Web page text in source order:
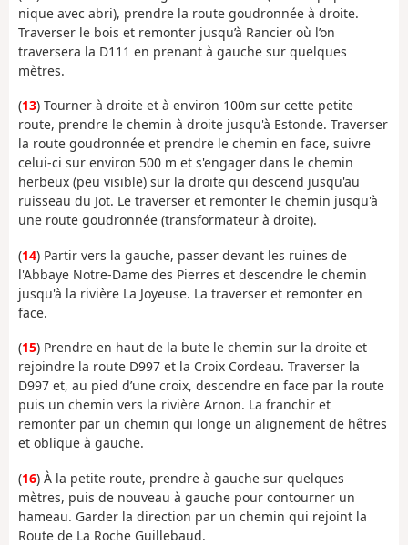
nique avec abri), prendre la route goudronnée à droite.
Traverser le bois et remonter jusqu’à Rancier où l’on
traversera la D111 en prenant à gauche sur quelques
mètres.
(13) Tourner à droite et à environ 100m sur cette petite
route, prendre le chemin à droite jusqu'à Estonde. Traverser
la route goudronnée et prendre le chemin en face, suivre
celui-ci sur environ 500 m et s'engager dans le chemin
herbeux (peu visible) sur la droite qui descend jusqu'au
ruisseau du Jot. Le traverser et remonter le chemin jusqu'à
une route goudronnée (transformateur à droite).
(14) Partir vers la gauche, passer devant les ruines de
l'Abbaye Notre-Dame des Pierres et descendre le chemin
jusqu'à la rivière La Joyeuse. La traverser et remonter en
face.
(15) Prendre en haut de la bute le chemin sur la droite et
rejoindre la route D997 et la Croix Cordeau. Traverser la
D997 et, au pied d’une croix, descendre en face par la route
puis un chemin vers la rivière Arnon. La franchir et
remonter par un chemin qui longe un alignement de hêtres
et oblique à gauche.
(16) À la petite route, prendre à gauche sur quelques
mètres, puis de nouveau à gauche pour contourner un
hameau. Garder la direction par un chemin qui rejoint la
Route de La Roche Guillebaud.